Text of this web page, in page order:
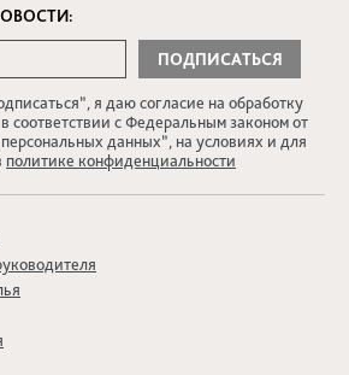
я даю согласие на обработку
соответствии с Федеральным законом от
данных”, на условиях и для
политике конфиденциальности